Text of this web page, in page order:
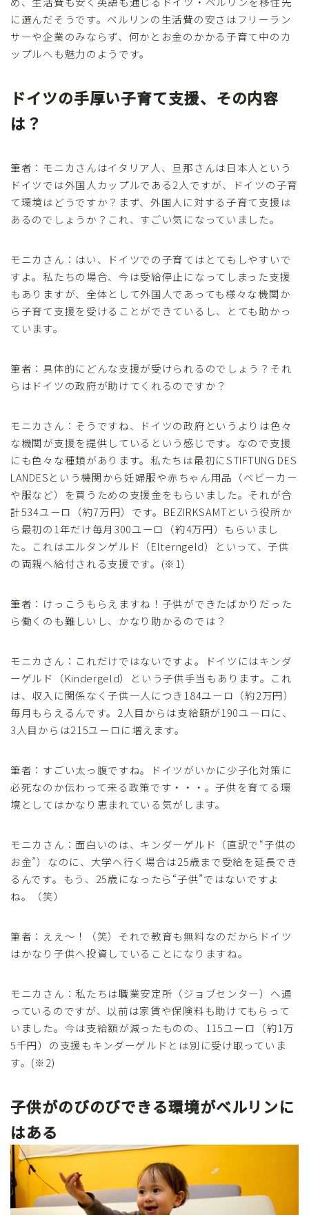
に選んだそうです。ベルリンの生活費の安さはフリーラン
サーや企業のみならず、何かとお金のかかる子育て中のカ
ップルへも魅力のようです。
ドイツの手厚い子育て支援、その内容
は？
筆者：モニカさんはイタリア人、旦那さんは日本人という
ドイツでは外国人カップルである2人ですが、ドイツの子育
て環境はどうですか？まず、外国人に対する子育て支援は
あるのでしょうか？これ、すごい気になっていました。
モニカさん：はい、ドイツでの子育てはとてもしやすいで
すよ。私たちの場合、今は受給停止になってしまった支援
もありますが、全体として外国人であっても様々な機関か
ら子育て支援を受けることができているし、とても助かっ
ています。
筆者：具体的にどんな支援が受けられるのでしょう？それ
らはドイツの政府が助けてくれるのですか？
モニカさん：そうですね、ドイツの政府というよりは色々
な機関が支援を提供しているという感じです。なので支援
にも色々な種類があります。私たちは最初にSTIFTUNG DES
LANDESという機関から妊婦服や赤ちゃん用品（ベビーカー
や服など）を買うための支援金をもらいました。それが合
計534ユーロ（約7万円）です。BEZIRKSAMTという役所か
ら最初の1年だけ毎月300ユーロ（約4万円）もらいまし
た。これはエルタンゲルド（Elterngeld）といって、子供
の両親へ給付される支援です。(※1)
筆者：けっこうもらえますね！子供ができたばかりだった
ら働くのも難しいし、かなり助かるのでは？
モニカさん：これだけではないですよ。ドイツにはキンダ
ーゲルド（Kindergeld）という子供手当もあります。これ
は、収入に関係なく子供一人につき184ユーロ（約2万円）
毎月もらえるんです。2人目からは支給額が190ユーロに、
3人目からは215ユーロに増えます。
筆者：すごい太っ腹ですね。ドイツがいかに少子化対策に
必死なのか伝わって来る政策です・・・。子供を育てる環
境としてはかなり恵まれている気がします。
モニカさん：面白いのは、キンダーゲルド（直訳で“子供の
お金”）なのに、大学へ行く場合は25歳まで受給を延長でき
るんです。もう、25歳になったら“子供”ではないですよ
ね。（笑）
筆者：ええ～！（笑）それで教育も無料なのだからドイツ
はかなり子供へ投資していることになりますね。
モニカさん：私たちは職業安定所（ジョブセンター）へ通
っているのですが、以前は家賃や保険料も助けてもらって
いました。今は支給額が減ったものの、115ユーロ（約1万
5千円）の支援もキンダーゲルドとは別に受け取っていま
す。(※2)
子供がのびのびできる環境がベルリンに
はある